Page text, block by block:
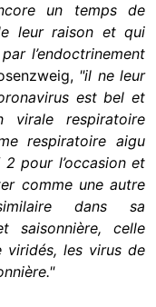
un temps de
leur raison et qui
l’endoctrinement
"il ne leur
est bel et
virale respiratoire
respiratoire aigu
2 pour l’occasion et
comme une autre
dans sa
saisonnière, celle
viridés, les virus de